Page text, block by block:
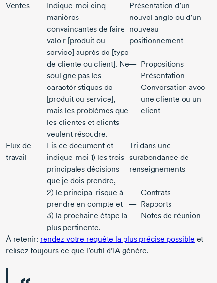
Ventes
Indique-moi cinq
manières
convaincantes de faire
valoir [produit ou
service] auprès de [type
de cliente ou client]. Ne
souligne pas les
caractéristiques de
[produit ou service],
mais les problèmes que
les clientes et clients
veulent résoudre.
Présentation d’un
nouvel angle ou d’un
nouveau
positionnement
Propositions
Présentation
Conversation avec
une cliente ou un
client
Flux de
travail
Lis ce document et
indique-moi 1) les trois
principales décisions
que je dois prendre,
2) le principal risque à
prendre en compte et
3) la prochaine étape la
plus pertinente.
Tri dans une
surabondance de
renseignements
Contrats
Rapports
Notes de réunion
À retenir: rendez votre requête la plus précise possible et
relisez toujours ce que l’outil d’IA génère.